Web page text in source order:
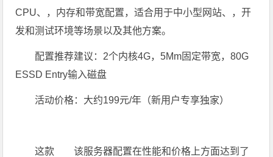
CPU、，内存和带宽配置，适合用于中小型网站、，开
发和测试环境等场景以及其他方案。
配置推荐建议：2个内核4G，5Mm固定带宽，80G
ESSD Entry输入磁盘
活动价格：大约199元/年（新用户专享独家）
这款 该服务器配置在性能和价格上方面达到了